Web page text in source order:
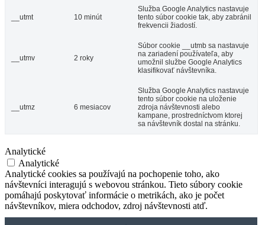
__utmt 10 minút
Služba Google Analytics nastavuje
tento súbor cookie tak, aby zabránil
frekvencii žiadostí.
__utmv 2 roky
Súbor cookie __utmb sa nastavuje
na zariadení používateľa, aby
umožnil službe Google Analytics
klasifikovať návštevníka.
__utmz 6 mesiacov
Služba Google Analytics nastavuje
tento súbor cookie na uloženie
zdroja návštevnosti alebo
kampane, prostredníctvom ktorej
sa návštevník dostal na stránku.
Analytické
Analytické
Analytické cookies sa používajú na pochopenie toho, ako
návštevníci interagujú s webovou stránkou. Tieto súbory cookie
pomáhajú poskytovať informácie o metrikách, ako je počet
návštevníkov, miera odchodov, zdroj návštevnosti atď.